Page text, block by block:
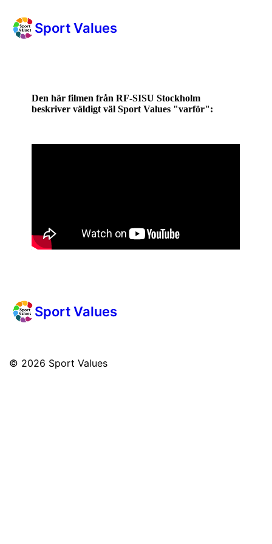
Sport Values
Den här filmen från RF-SISU Stockholm
beskriver väldigt väl Sport Values "varför":
Sport Values
© 2026 Sport Values